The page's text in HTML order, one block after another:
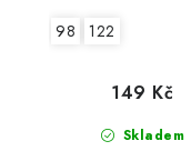
98 122
Skladem
149 Kč